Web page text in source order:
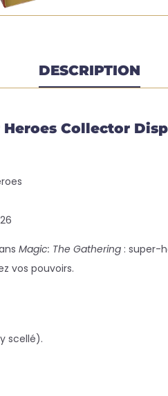
DESCRIPTION
Collector
Magic: The Gathering : super-
vos pouvoirs.
scellé).